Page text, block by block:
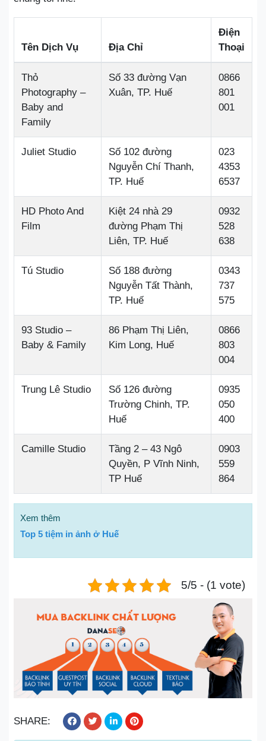
Tên Dịch Vụ Địa Chỉ
Điện
Thoại
Thỏ
Photography –
Baby and
Family
Số 33 đường Vạn
Xuân, TP. Huế
0866
801
001
Juliet Studio
Số 102 đường
Nguyễn Chí Thanh,
TP. Huế
023
4353
6537
HD Photo And
Film
Kiệt 24 nhà 29
đường Phạm Thị
Liên, TP. Huế
0932
528
638
Tú Studio
Số 188 đường
Nguyễn Tất Thành,
TP. Huế
0343
737
575
93 Studio –
Baby & Family
86 Phạm Thị Liên,
Kim Long, Huế
0866
803
004
Trung Lê Studio
Số 126 đường
Trường Chinh, TP.
Huế
0935
050
400
Camille Studio
Tầng 2 – 43 Ngô
Quyền, P Vĩnh Ninh,
TP Huế
0903
559
864
Xem thêm
Top 5 tiệm in ảnh ở Huế
5/5 - (1 vote)
SHARE: